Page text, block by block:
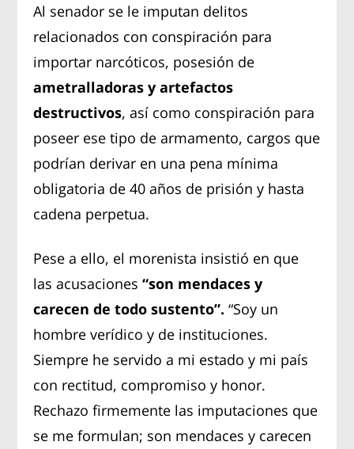
Al senador se le imputan delitos
relacionados con conspiración para
importar narcóticos, posesión de
ametralladoras y artefactos
destructivos, así como conspiración para
poseer ese tipo de armamento, cargos que
podrían derivar en una pena mínima
obligatoria de 40 años de prisión y hasta
cadena perpetua.
Pese a ello, el morenista insistió en que
las acusaciones“son mendaces y
carecen de todo sustento”. “Soy un
hombre verídico y de instituciones.
Siempre he servido a mi estado y mi país
con rectitud, compromiso y honor.
Rechazo firmemente las imputaciones que
se me formulan; son mendaces y carecen